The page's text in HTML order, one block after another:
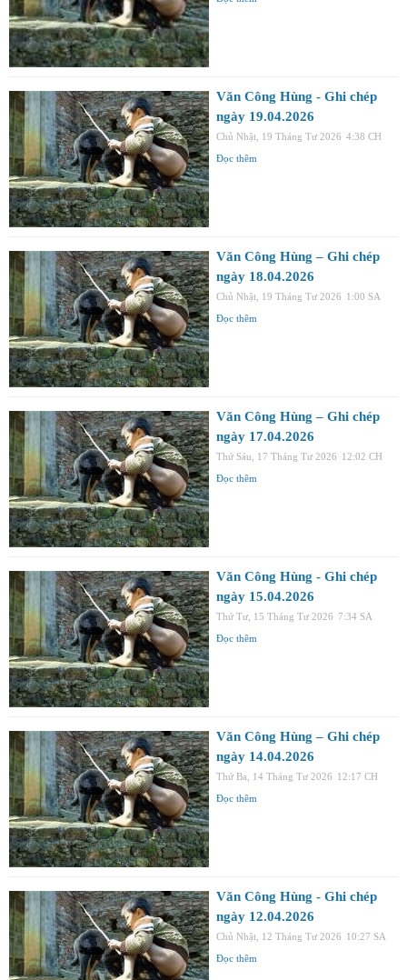
Văn Công Hùng - Ghi chép
ngày 19.04.2026
Chủ Nhật, 19 Tháng Tư 2026 4:38 CH
Đọc thêm
Văn Công Hùng – Ghi chép
ngày 18.04.2026
Chủ Nhật, 19 Tháng Tư 2026 1:00 SA
Đọc thêm
Văn Công Hùng – Ghi chép
ngày 17.04.2026
Thứ Sáu, 17 Tháng Tư 2026 12:02 CH
Đọc thêm
Văn Công Hùng - Ghi chép
ngày 15.04.2026
Thứ Tư, 15 Tháng Tư 2026 7:34 SA
Đọc thêm
Văn Công Hùng – Ghi chép
ngày 14.04.2026
Thứ Ba, 14 Tháng Tư 2026 12:17 CH
Đọc thêm
Văn Công Hùng - Ghi chép
ngày 12.04.2026
Chủ Nhật, 12 Tháng Tư 2026 10:27 SA
Đọc thêm